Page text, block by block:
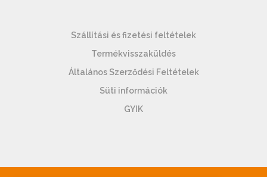
Szállítási és fizetési feltételek
Termékvisszaküldés
Általános Szerződési Feltételek
Süti információk
GYIK